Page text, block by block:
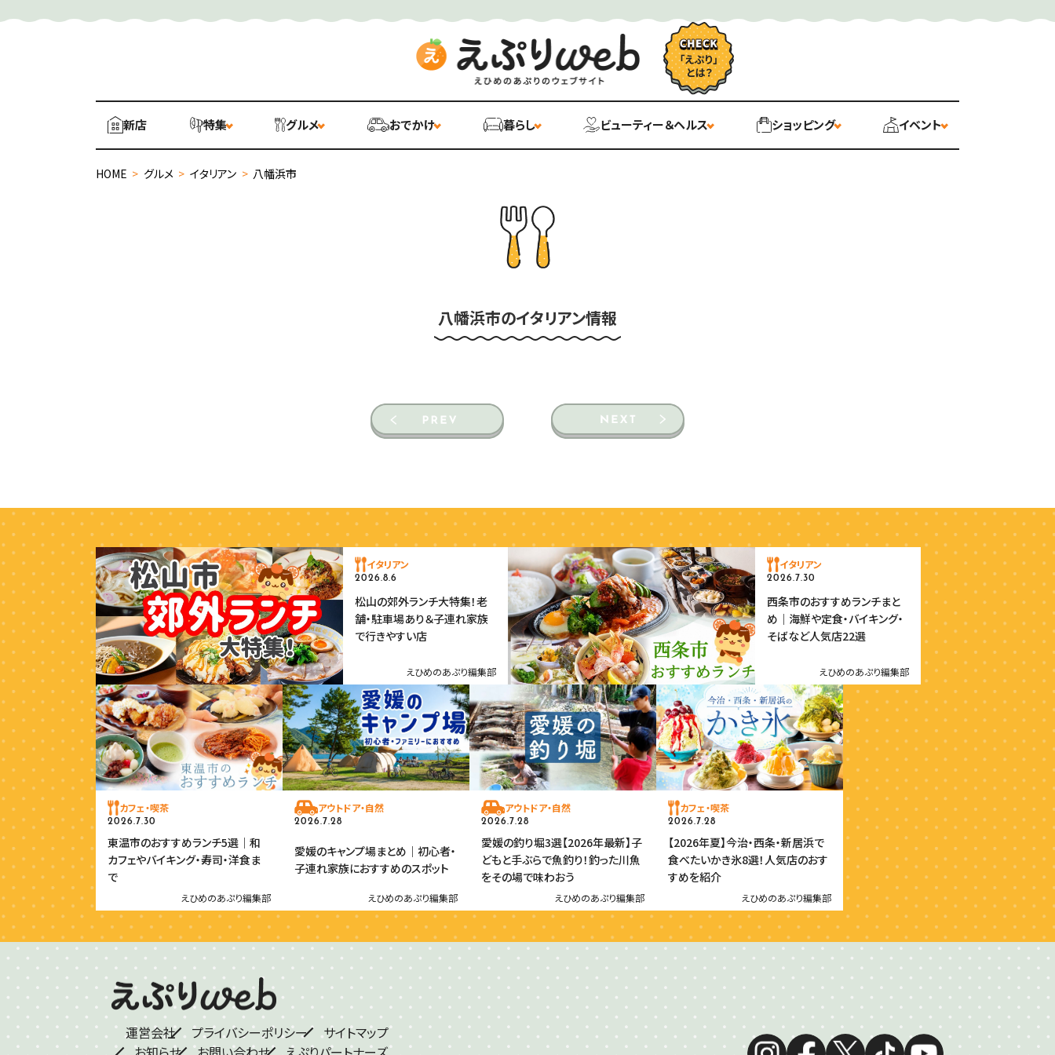
新店 特集 グルメ おでかけ 暮らし ビューティー＆ヘルス ショッピング イベント
HOME > グルメ > イタリアン > 八幡浜市
八幡浜市のイタリアン情報
イタリアン
2026.8.6
松山の郊外ランチ大特集！老
舗・駐車場あり＆子連れ家族
で行きやすい店
えひめのあぷり編集部
イタリアン
2026.7.30
西条市のおすすめランチまと
め｜海鮮や定食・バイキング・
そばなど人気店22選
えひめのあぷり編集部
カフェ・喫茶
2026.7.30
東温市のおすすめランチ5選｜和
カフェやバイキング・寿司・洋食ま
で
えひめのあぷり編集部
アウトドア・自然
2026.7.28
愛媛のキャンプ場まとめ｜初心者・
子連れ家族におすすめのスポット
えひめのあぷり編集部
アウトドア・自然
2026.7.28
愛媛の釣り堀3選【2026年最新】子
どもと手ぶらで魚釣り！釣った川魚
をその場で味わおう
えひめのあぷり編集部
カフェ・喫茶
2026.7.28
【2026年夏】今治・西条・新居浜で
食べたいかき氷8選！人気店のおす
すめを紹介
えひめのあぷり編集部
運営会社 プライバシーポリシー
サイトマップ